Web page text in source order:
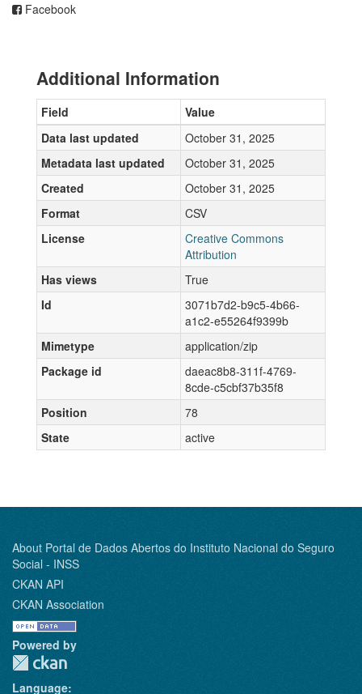
Facebook
Additional Information
Field
Value
Data last updated
October 31, 2025
Metadata last updated
October 31, 2025
Created
October 31, 2025
Format
CSV
License
Creative Commons
Attribution
Has views
True
Id
3071b7d2-b9c5-4b66-
a1c2-e55264f9399b
Mimetype
application/zip
Package id
daeac8b8-311f-4769-
8cde-c5cbf37b35f8
Position
78
State
active
About Portal de Dados Abertos do Instituto Nacional do Seguro
Social - INSS
CKAN API
CKAN Association
Powered by
Language